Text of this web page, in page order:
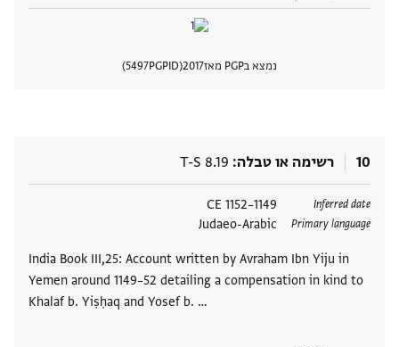
נמצא בPGP מאז 2017
PGPID
5497
10 רשימה או טבלה T-S 8.19
Inferred date
1149–1152 CE
Primary language
Judaeo-Arabic
India Book III,25: Account written by Avraham Ibn Yiju in
Yemen around 1149–52 detailing a compensation in kind to
Khalaf b. Yiṣḥaq and Yosef b. …
תגים